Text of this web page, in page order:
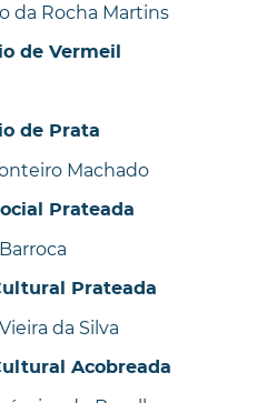
da Rocha Martins
de Vermeil
de Prata
Machado
Prateada
Prateada
da Silva
Acobreada